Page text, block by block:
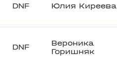
DNF Юлия Киреева
DNF
Вероника
Горишняк